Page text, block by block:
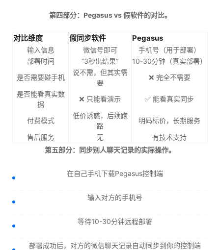
第四部分：Pegasus vs 假软件的对比。
对比维度 假同步软件 Pegasus
输入信息 微信号即可
手机号（用于部署）
部署时间
“3秒出结果”
10-30分钟（真实部署）
是否需要碰手机
说不需，但其实需
要
❌ 完全不需要
是否能看真实数
据
❌ 只能看演示 ✅ 能看真实同步
付费模式
低价诱惑，后续跑
路
明码标价，长期服务
售后服务
无
有技术支持
第五部分：同步别人聊天记录的实际操作。
在自己手机下载Pegasus控制端
输入对方的手机号
等待10-30分钟远程部署
部署成功后，对方的微信聊天记录自动同步到你的控制端